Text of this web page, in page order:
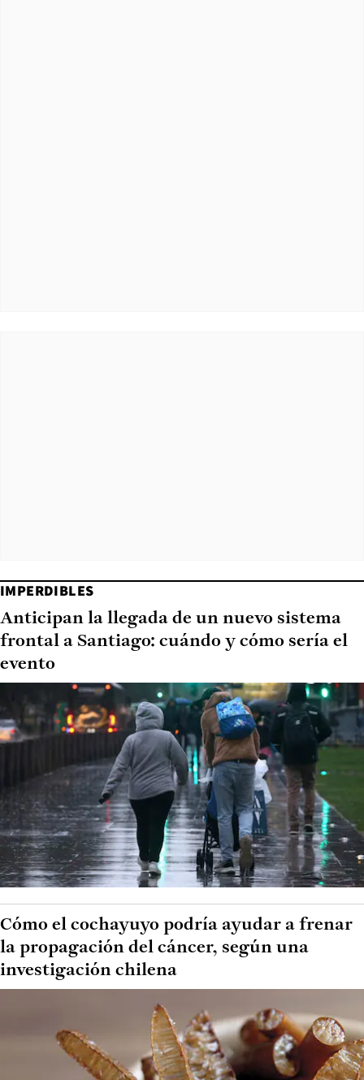
IMPERDIBLES
Anticipan la llegada de un nuevo sistema
frontal a Santiago: cuándo y cómo sería el
evento
Cómo el cochayuyo podría ayudar a frenar
la propagación del cáncer, según una
investigación chilena